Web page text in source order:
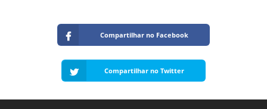
Compartilhar no Facebook
Compartilhar no Twitter